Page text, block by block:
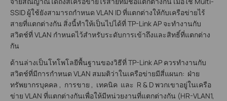
SSID ผู้ใช้ยังสามารถกำหนด VLAN ID ที่แตกต่างให้กับเครือข่ายไร้
สายที่แตกต่างกัน สิ่งนี้ทำให้เป็นไปได้ที่ TP-Link AP จะทำงานกับ
สวิตช์ที่ VLAN กำหนดไว้สำหรับระดับการเข้าถึงและสิทธิ์ที่แตกต่าง
กัน
ด้านล่างเป็นโทโพโลยีพื้นฐานของวิธีที่ TP-Link AP ควรทำงานกับ
สวิตช์ที่มีการกำหนด VLAN สมมติว่าในเครือข่ายมีสี่แผนก: ฝ่าย
ทรัพยากรบุคคล , การขาย , เทคนิค และ R & D พวกเขาอยู่ในเครือ
ข่าย VLAN ที่แตกต่างกันเพื่อให้มีหน่วยงานที่แตกต่างกัน (HR-VLAN1,